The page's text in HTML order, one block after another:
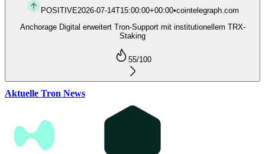
POSITIVE2026-07-14T15:00:00+00:00•cointelegraph.com
Anchorage Digital erweitert Tron-Support mit institutionellem TRX-
Staking
55/100
Aktuelle Tron News